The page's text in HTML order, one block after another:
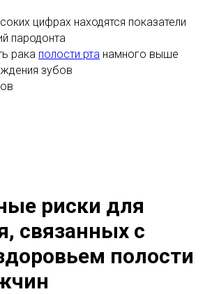
цифрах находятся показатели
пародонта
рака полости рта намного выше
зубов
риски для
связанных с
полости